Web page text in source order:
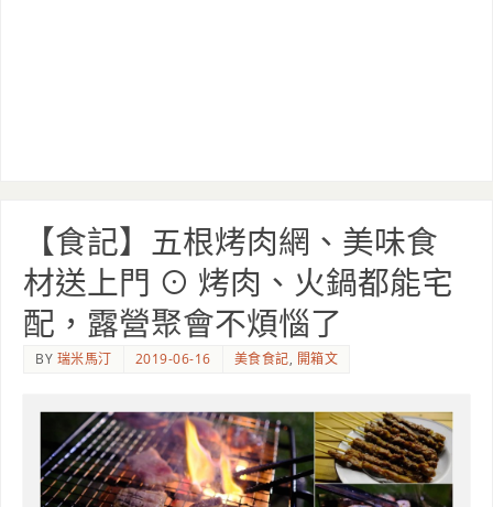
【食記】五根烤肉網、美味食
材送上門 ⊙ 烤肉、火鍋都能宅
配，露營聚會不煩惱了
BY 瑞米馬汀 2019-06-16 美食食記, 開箱文